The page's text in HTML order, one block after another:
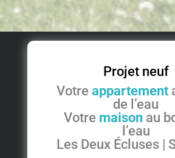
Projet neuf
Votre appartement
de l’eau
Votre maison au
l’eau
Les Deux Écluses |